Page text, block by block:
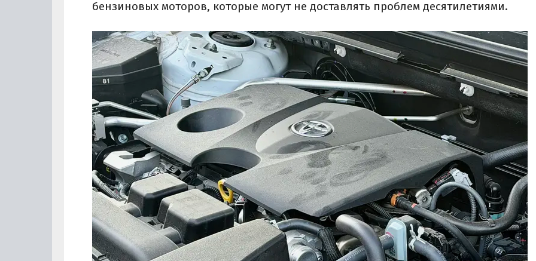
бензиновых моторов, которые могут не доставлять проблем десятилетиями.